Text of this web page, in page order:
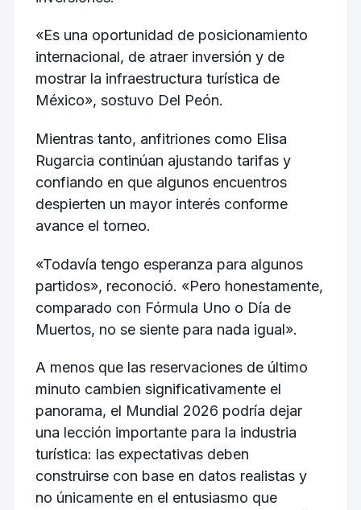
«Es una oportunidad de posicionamiento
internacional, de atraer inversión y de
mostrar la infraestructura turística de
México», sostuvo Del Peón.
Mientras tanto, anfitriones como Elisa
Rugarcia continúan ajustando tarifas y
confiando en que algunos encuentros
despierten un mayor interés conforme
avance el torneo.
«Todavía tengo esperanza para algunos
partidos», reconoció. «Pero honestamente,
comparado con Fórmula Uno o Día de
Muertos, no se siente para nada igual».
A menos que las reservaciones de último
minuto cambien significativamente el
panorama, el Mundial 2026 podría dejar
una lección importante para la industria
turística: las expectativas deben
construirse con base en datos realistas y
no únicamente en el entusiasmo que